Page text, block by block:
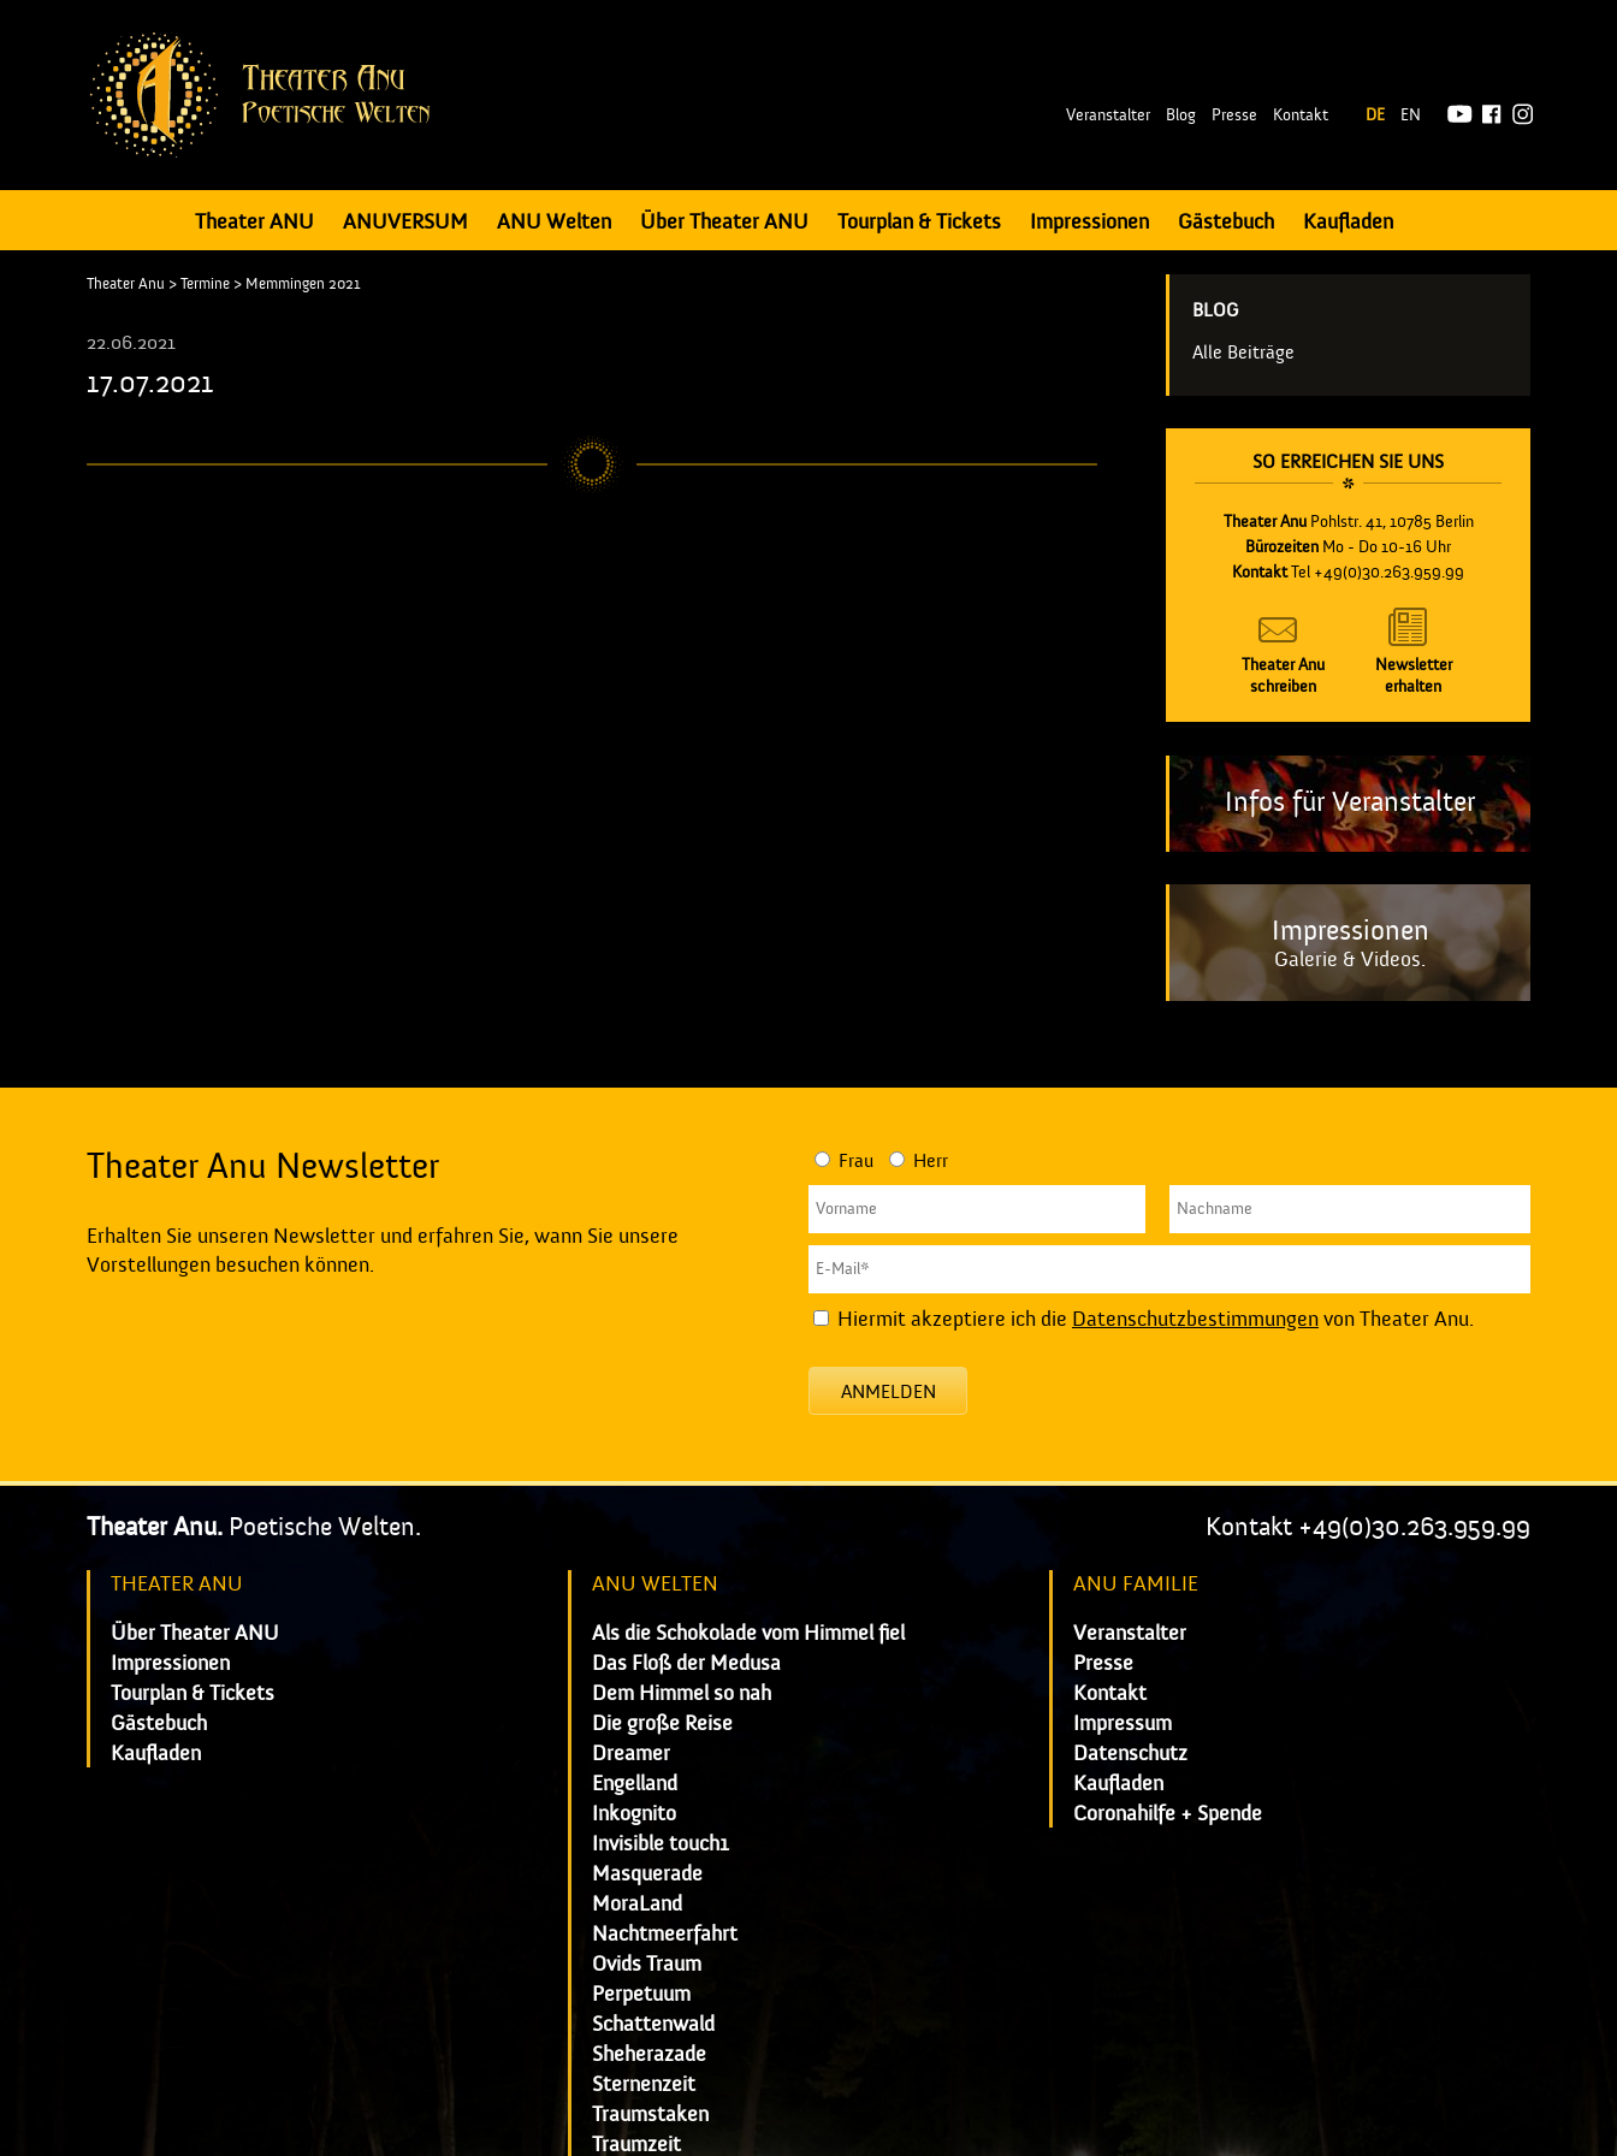
Veranstalter Blog Presse Kontakt DE EN
Theater ANU ANUVERSUM ANU Welten Über Theater ANU Tourplan & Tickets Impressionen Gästebuch Kaufladen
BLOG
Alle Beiträge
SO ERREICHEN SIE UNS
Theater AnuPohlstr. 41, 10785 Berlin
Bürozeiten Mo - Do 10-16 Uhr
KontaktTel +49(0)30.263.959.99
Theater Anu
schreiben
Newsletter
erhalten
Infos für Veranstalter
Impressionen
Galerie & Videos.
Theater Anu > Termine > Memmingen 2021
22.06.2021
17.07.2021
Theater Anu Newsletter
Erhalten Sie unseren Newsletter und erfahren Sie, wann Sie unsere
Vorstellungen besuchen können.
Frau Herr
Hiermit akzeptiere ich die Datenschutzbestimmungenvon Theater Anu.
ANMELDEN
Theater Anu. Poetische Welten. Kontakt +49(0)30.263.959.99
THEATER ANU
Über Theater ANU
Impressionen
Tourplan & Tickets
Gästebuch
Kaufladen
ANU WELTEN
Als die Schokolade vom Himmel fiel
Das Floß der Medusa
Dem Himmel so nah
Die große Reise
Dreamer
Engelland
Inkognito
Invisible touch1
Masquerade
MoraLand
Nachtmeerfahrt
Ovids Traum
Perpetuum
Schattenwald
Sheherazade
Sternenzeit
Traumstaken
Traumzeit
ANU FAMILIE
Veranstalter
Presse
Kontakt
Impressum
Datenschutz
Kaufladen
Coronahilfe + Spende